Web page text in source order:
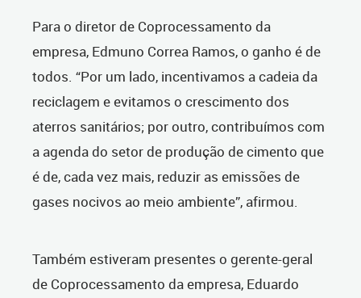
Para o diretor de Coprocessamento da
empresa, Edmuno Correa Ramos, o ganho é de
todos. “Por um lado, incentivamos a cadeia da
reciclagem e evitamos o crescimento dos
aterros sanitários; por outro, contribuímos com
a agenda do setor de produção de cimento que
é de, cada vez mais, reduzir as emissões de
gases nocivos ao meio ambiente”, afirmou.
Também estiveram presentes o gerente-geral
de Coprocessamento da empresa, Eduardo